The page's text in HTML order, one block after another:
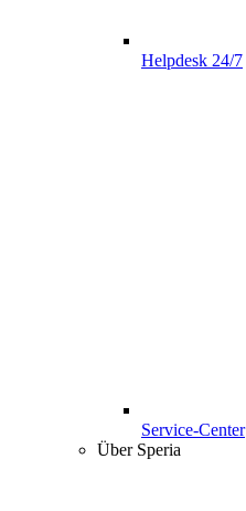
Helpdesk 24/7
Service-Center
Über Speria